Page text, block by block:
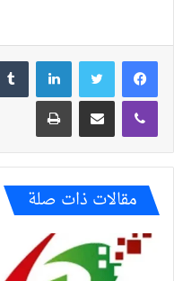
فيسبوك تويتر لينكدإن
ڤايبر مشاركة عبر البريد طباعة
مقالات ذات صلة